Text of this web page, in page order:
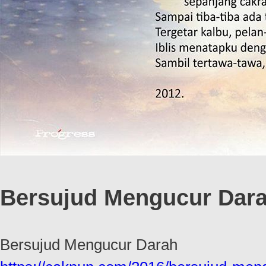
Bersujud Mengucur
Bersujud Mengucur Darah